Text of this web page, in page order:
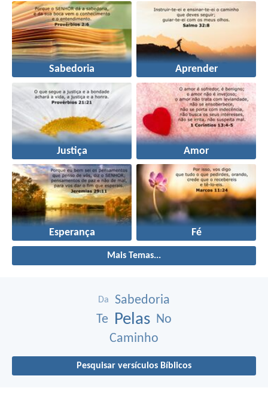
Sabedoria Aprender
Justiça Amor
Esperança Fé
Mais Temas...
Da
Sabedoria
Te
Pelas No
Caminho
Pesquisar versículos Bíblicos